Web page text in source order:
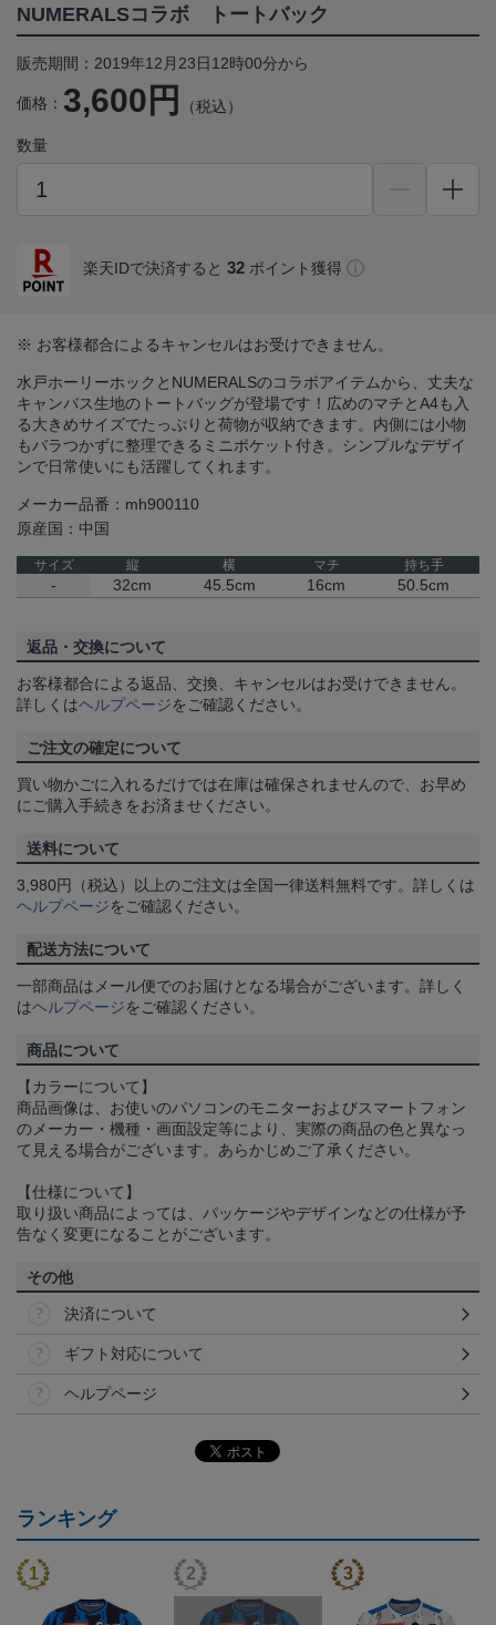
NUMERALSコラボ トートバック
販売期間：2019年12月23日12時00分から
価格： 3,600円 （税込）
数量
楽天IDで決済すると 32 ポイント獲得
※ お客様都合によるキャンセルはお受けできません。
水戸ホーリーホックとNUMERALSのコラボアイテムから、丈夫な
キャンバス生地のトートバッグが登場です！広めのマチとA4も入
る大きめサイズでたっぷりと荷物が収納できます。内側には小物
もバラつかずに整理できるミニポケット付き。シンプルなデザイ
ンで日常使いにも活躍してくれます。
メーカー品番：mh900110
原産国：中国
サイズ 縦 横 マチ 持ち手
- 32cm 45.5cm 16cm 50.5cm
返品・交換について
お客様都合による返品、交換、キャンセルはお受けできません。
詳しくはヘルプページをご確認ください。
ご注文の確定について
買い物かごに入れるだけでは在庫は確保されませんので、お早め
にご購入手続きをお済ませください。
送料について
3,980円（税込）以上のご注文は全国一律送料無料です。詳しくは
ヘルプページをご確認ください。
配送方法について
一部商品はメール便でのお届けとなる場合がございます。詳しく
はヘルプページをご確認ください。
商品について
【カラーについて】
商品画像は、お使いのパソコンのモニターおよびスマートフォン
のメーカー・機種・画面設定等により、実際の商品の色と異なっ
て見える場合がございます。あらかじめご了承ください。
【仕様について】
取り扱い商品によっては、パッケージやデザインなどの仕様が予
告なく変更になることがございます。
その他
決済について
ギフト対応について
ヘルプページ
ランキング